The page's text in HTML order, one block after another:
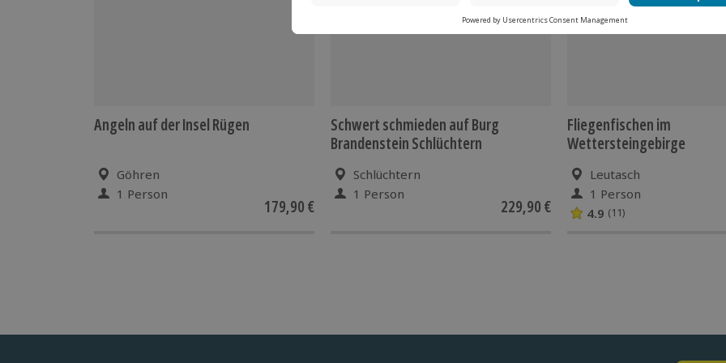
Angeln auf der Insel Rügen
Göhren
1 Person
179,90 €
Schwert schmieden auf Burg
Brandenstein Schlüchtern
Schlüchtern
1 Person
229,90 €
Fliegenfischen im
Wettersteingebirge
Leutasch
1 Person
4.9 (11)